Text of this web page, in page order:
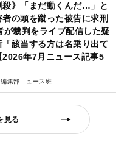
殺》「まだ動くんだ…」と
の頭を蹴った被告に求刑
が裁判をライブ配信した疑
該当する方は名乗り出て
2026年7月ニュース記事5
集部ニュース班
見る